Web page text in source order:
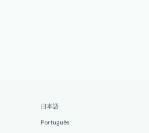
日本語
Português